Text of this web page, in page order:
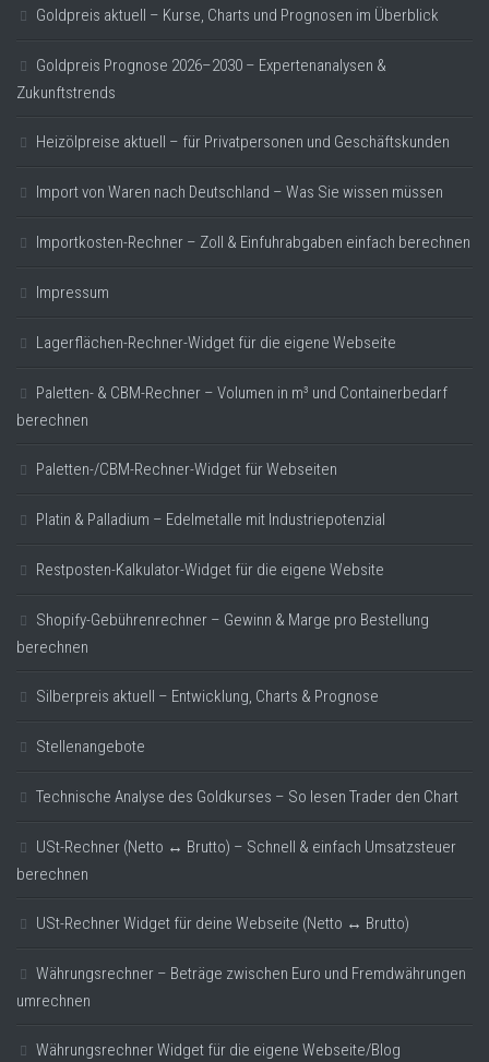
Goldpreis aktuell – Kurse, Charts und Prognosen im Überblick
Goldpreis Prognose 2026–2030 – Expertenanalysen &
Zukunftstrends
Heizölpreise aktuell – für Privatpersonen und Geschäftskunden
Import von Waren nach Deutschland – Was Sie wissen müssen
Importkosten-Rechner – Zoll & Einfuhrabgaben einfach berechnen
Impressum
Lagerflächen-Rechner-Widget für die eigene Webseite
Paletten- & CBM-Rechner – Volumen in m³ und Containerbedarf
berechnen
Paletten-/CBM-Rechner-Widget für Webseiten
Platin & Palladium – Edelmetalle mit Industriepotenzial
Restposten-Kalkulator-Widget für die eigene Website
Shopify-Gebührenrechner – Gewinn & Marge pro Bestellung
berechnen
Silberpreis aktuell – Entwicklung, Charts & Prognose
Stellenangebote
Technische Analyse des Goldkurses – So lesen Trader den Chart
USt-Rechner (Netto ↔ Brutto) – Schnell & einfach Umsatzsteuer
berechnen
USt-Rechner Widget für deine Webseite (Netto ↔ Brutto)
Währungsrechner – Beträge zwischen Euro und Fremdwährungen
umrechnen
Währungsrechner Widget für die eigene Webseite/Blog